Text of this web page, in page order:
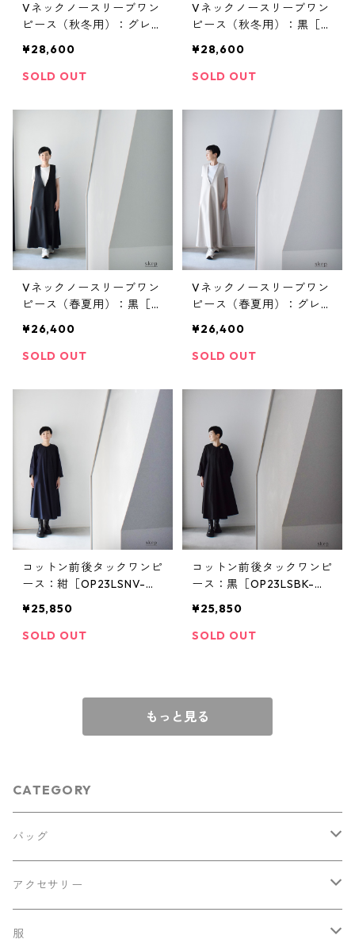
Vネックノースリーブワン
ピース（秋冬用）：グレー
¥28,600
SOLD OUT
Vネックノースリーブワン
ピース（秋冬用）：黒［O
¥28,600
SOLD OUT
Vネックノースリーブワン
ピース（春夏用）：黒［O
¥26,400
SOLD OUT
Vネックノースリーブワン
ピース（春夏用）：グレー
¥26,400
SOLD OUT
コットン前後タックワンピ
ース：紺［OP23LSNV-
¥25,850
SOLD OUT
コットン前後タックワンピ
ース：黒［OP23LSBK-
¥25,850
SOLD OUT
もっと見る
CATEGORY
バッグ
ショルダーバッグ
トートバッグ
アクセサリー
バッジ
服